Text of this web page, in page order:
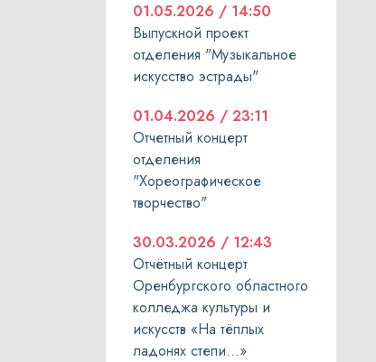
01.05.2026 / 14:50
Выпускной проект
отделения "Музыкальное
искусство эстрады"
01.04.2026 / 23:11
Отчетный концерт
отделения
"Хореографическое
творчество"
30.03.2026 / 12:43
Отчётный концерт
Оренбургского областного
колледжа культуры и
искусств «На тёплых
ладонях степи…»